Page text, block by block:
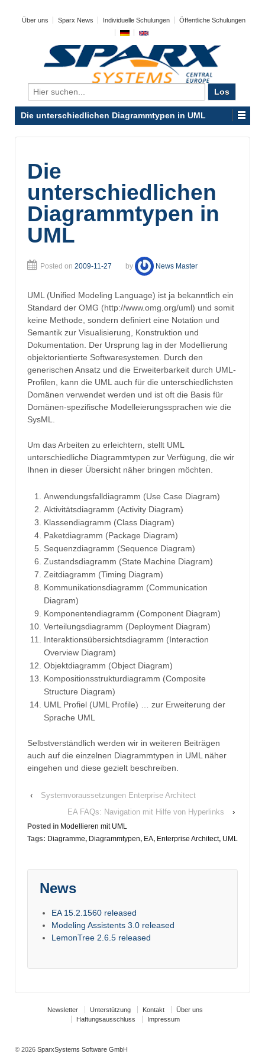
Über uns Sparx News Individuelle Schulungen Öffentliche Schulungen
Search
for:
Die unterschiedlichen Diagrammtypen in UML
Die
unterschiedlichen
Diagrammtypen in
UML
Posted on 2009-11-27 by News Master
UML (Unified Modeling Language) ist ja bekanntlich ein
Standard der OMG (http://www.omg.org/uml) und somit
keine Methode, sondern definiert eine Notation und
Semantik zur Visualisierung, Konstruktion und
Dokumentation. Der Ursprung lag in der Modellierung
objektorientierte Softwaresystemen. Durch den
generischen Ansatz und die Erweiterbarkeit durch UML-
Profilen, kann die UML auch für die unterschiedlichsten
Domänen verwendet werden und ist oft die Basis für
Domänen-spezifische Modelleierungssprachen wie die
SysML.
Um das Arbeiten zu erleichtern, stellt UML
unterschiedliche Diagrammtypen zur Verfügung, die wir
Ihnen in dieser Übersicht näher bringen möchten.
Anwendungsfalldiagramm (Use Case Diagram)
Aktivitätsdiagramm (Activity Diagram)
Klassendiagramm (Class Diagram)
Paketdiagramm (Package Diagram)
Sequenzdiagramm (Sequence Diagram)
Zustandsdiagramm (State Machine Diagram)
Zeitdiagramm (Timing Diagram)
Kommunikationsdiagramm (Communication
Diagram)
Komponentendiagramm (Component Diagram)
Verteilungsdiagramm (Deployment Diagram)
Interaktionsübersichtsdiagramm (Interaction
Overview Diagram)
Objektdiagramm (Object Diagram)
Kompositionsstrukturdiagramm (Composite
Structure Diagram)
UML Profiel (UML Profile) … zur Erweiterung der
Sprache UML
Selbstverständlich werden wir in weiteren Beiträgen
auch auf die einzelnen Diagrammtypen in UML näher
eingehen und diese gezielt beschreiben.
‹
Systemvoraussetzungen Enterprise Architect
EA FAQs: Navigation mit Hilfe von Hyperlinks
›
Posted in Modellieren mit UML
Tags: Diagramme, Diagrammtypen, EA, Enterprise Architect, UML
News
EA 15.2.1560 released
Modeling Assistents 3.0 released
LemonTree 2.6.5 released
Newsletter Unterstützung Kontakt
Über uns
Haftungsausschluss
Impressum
© 2026 SparxSystems Software GmbH